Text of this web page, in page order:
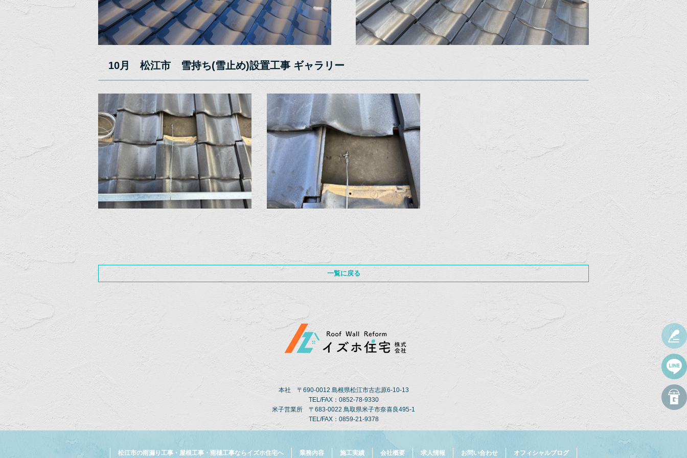
10月 松江市 雪持ち(雪止め)設置工事 ギャラリー
一覧に戻る
松江市の雨漏り工事・屋根工事・雨樋工事ならイズホ住宅へ 業務内容 施工実績 会社概要 求人情報 お問い合わせ オフィシャルブログ
本社 〒690-0012 島根県松江市古志原6-10-13
TEL/FAX：0852-78-9330
米子営業所 〒683-0022 鳥取県米子市奈喜良495-1
TEL/FAX：0859-21-9378